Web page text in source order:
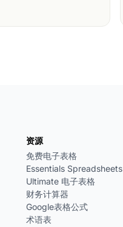
资源
免费电子表格
Essentials Spreadsheets
Ultimate 电子表格
财务计算器
Google表格公式
术语表